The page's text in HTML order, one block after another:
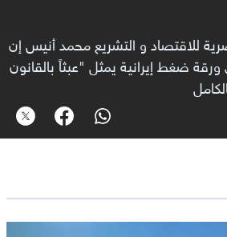
للاقتصاد و التشريع محمد أنيس إن
ضغط إيرانية يمثل "عبثاً بالقانون